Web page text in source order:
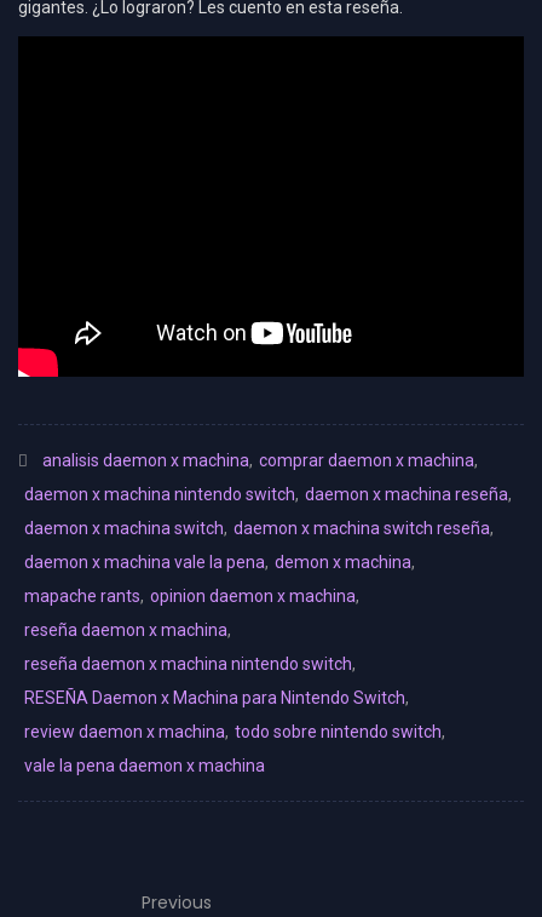
gigantes. ¿Lo lograron? Les cuento en esta reseña.
analisis daemon x machina, comprar daemon x machina,
daemon x machina nintendo switch, daemon x machina reseña,
daemon x machina switch, daemon x machina switch reseña,
daemon x machina vale la pena, demon x machina,
mapache rants, opinion daemon x machina,
reseña daemon x machina,
reseña daemon x machina nintendo switch,
RESEÑA Daemon x Machina para Nintendo Switch,
review daemon x machina, todo sobre nintendo switch,
vale la pena daemon x machina
Previous